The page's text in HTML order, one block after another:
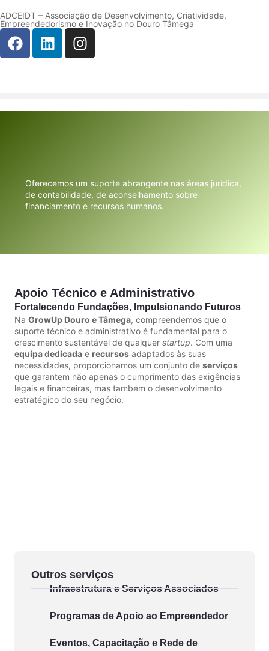
ADCEIDT – Associação de Desenvolvimento, Criatividade,
Empreendedorismo e Inovação no Douro Tâmega
Oferecemos um suporte abrangente nas áreas jurídica,
de contabilidade, de aconselhamento sobre
financiamento e recursos humanos.
Apoio Técnico e Administrativo
Fortalecendo Fundações, Impulsionando Futuros
Na GrowUp Douro e Tâmega, compreendemos que o
suporte técnico e administrativo é fundamental para o
crescimento sustentável de qualquer startup. Com uma
equipa dedicada e recursos adaptados às suas
necessidades, proporcionamos um conjunto de serviços
que garantem não apenas o cumprimento das exigências
legais e financeiras, mas também o desenvolvimento
estratégico do seu negócio.
Outros serviços
Infraestrutura e Serviços Associados
Programas de Apoio ao Empreendedor
Eventos, Capacitação e Rede de